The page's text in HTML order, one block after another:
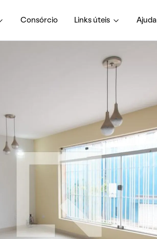
Consórcio Links úteis Ajuda